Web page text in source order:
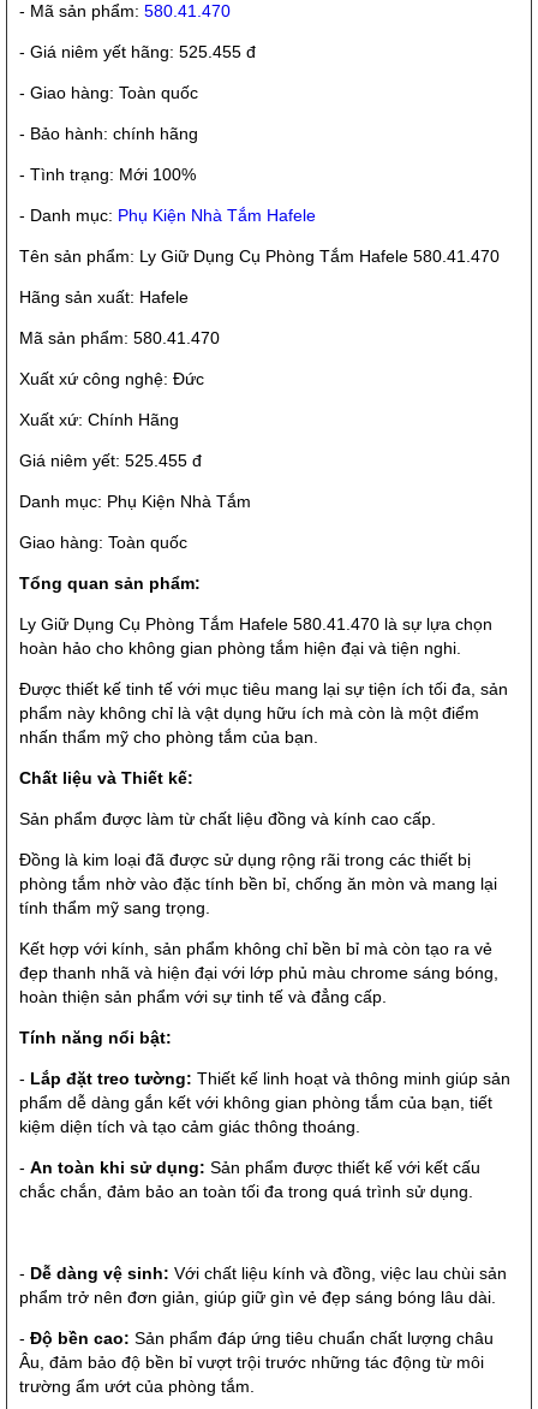
- Mã sản phẩm: 580.41.470
- Giá niêm yết hãng: 525.455 đ
- Giao hàng: Toàn quốc
- Bảo hành: chính hãng
- Tình trạng: Mới 100%
- Danh mục: Phụ Kiện Nhà Tắm Hafele
Tên sản phẩm: Ly Giữ Dụng Cụ Phòng Tắm Hafele 580.41.470
Hãng sản xuất: Hafele
Mã sản phẩm: 580.41.470
Xuất xứ công nghệ: Đức
Xuất xứ: Chính Hãng
Giá niêm yết: 525.455 đ
Danh mục: Phụ Kiện Nhà Tắm
Giao hàng: Toàn quốc
Tổng quan sản phẩm:
Ly Giữ Dụng Cụ Phòng Tắm Hafele 580.41.470 là sự lựa chọn
hoàn hảo cho không gian phòng tắm hiện đại và tiện nghi.
Được thiết kế tinh tế với mục tiêu mang lại sự tiện ích tối đa, sản
phẩm này không chỉ là vật dụng hữu ích mà còn là một điểm
nhấn thẩm mỹ cho phòng tắm của bạn.
Chất liệu và Thiết kế:
Sản phẩm được làm từ chất liệu đồng và kính cao cấp.
Đồng là kim loại đã được sử dụng rộng rãi trong các thiết bị
phòng tắm nhờ vào đặc tính bền bỉ, chống ăn mòn và mang lại
tính thẩm mỹ sang trọng.
Kết hợp với kính, sản phẩm không chỉ bền bỉ mà còn tạo ra vẻ
đẹp thanh nhã và hiện đại với lớp phủ màu chrome sáng bóng,
hoàn thiện sản phẩm với sự tinh tế và đẳng cấp.
Tính năng nổi bật:
- Lắp đặt treo tường: Thiết kế linh hoạt và thông minh giúp sản
phẩm dễ dàng gắn kết với không gian phòng tắm của bạn, tiết
kiệm diện tích và tạo cảm giác thông thoáng.
- An toàn khi sử dụng: Sản phẩm được thiết kế với kết cấu
chắc chắn, đảm bảo an toàn tối đa trong quá trình sử dụng.
- Dễ dàng vệ sinh: Với chất liệu kính và đồng, việc lau chùi sản
phẩm trở nên đơn giản, giúp giữ gìn vẻ đẹp sáng bóng lâu dài.
- Độ bền cao: Sản phẩm đáp ứng tiêu chuẩn chất lượng châu
Âu, đảm bảo độ bền bỉ vượt trội trước những tác động từ môi
trường ẩm ướt của phòng tắm.